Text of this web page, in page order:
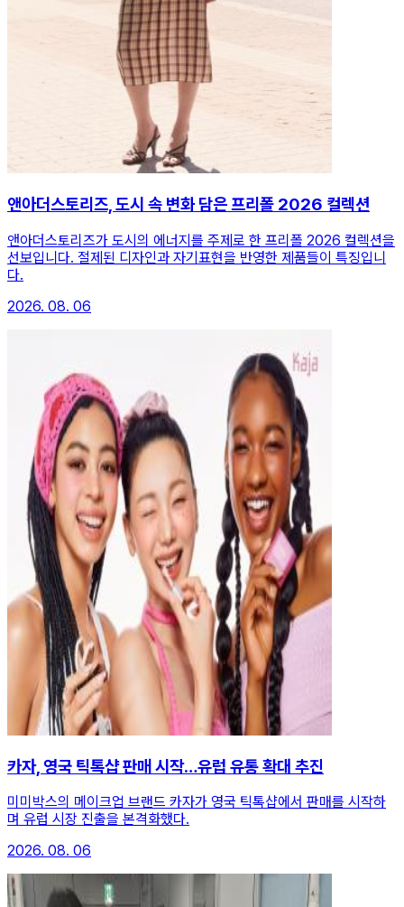
앤아더스토리즈, 도시 속 변화 담은 프리폴 2026 컬렉션
앤아더스토리즈가 도시의 에너지를 주제로 한 프리폴 2026 컬렉션을
선보입니다. 절제된 디자인과 자기표현을 반영한 제품들이 특징입니
다.
2026. 08. 06
카자, 영국 틱톡샵 판매 시작…유럽 유통 확대 추진
미미박스의 메이크업 브랜드 카자가 영국 틱톡샵에서 판매를 시작하
며 유럽 시장 진출을 본격화했다.
2026. 08. 06